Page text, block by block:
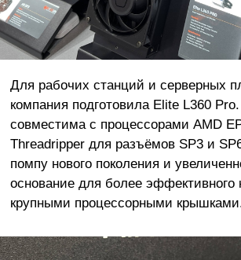
Для рабочих станций и серверных
компания подготовила Elite L360
совместима с процессорами AMD
Threadripper для разъёмов SP3 и
помпу нового поколения и
основание для более эффективного
крупными процессорными